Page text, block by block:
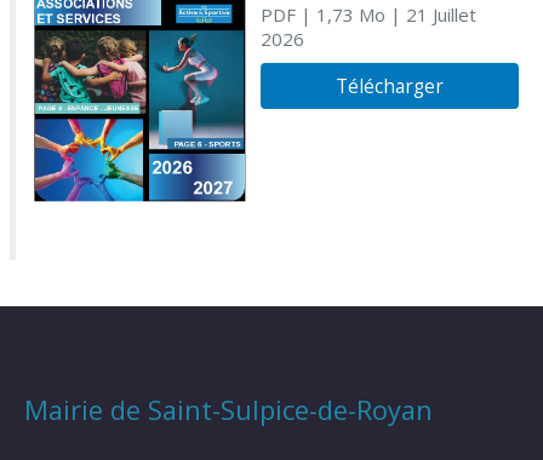
PDF| 1,73 Mo | 21 Juillet
2026
Télécharger
Mairie de Saint-Sulpice-de-Royan